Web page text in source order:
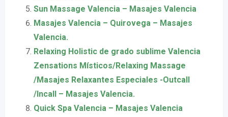
Sun Massage Valencia – Masajes Valencia
Masajes Valencia – Quirovega – Masajes
Valencia.
Relaxing Holistic de grado sublime Valencia
Zensations Místicos/Relaxing Massage
/Masajes Relaxantes Especiales -Outcall
/Incall – Masajes Valencia.
Quick Spa Valencia – Masajes Valencia